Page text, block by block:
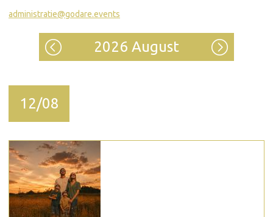
administratie@godare.events
2026 August
12/08